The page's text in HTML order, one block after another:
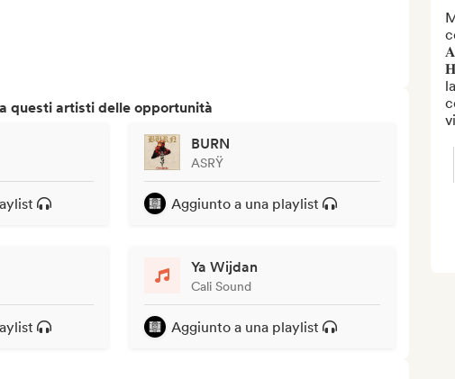
questi artisti delle opportunità
BURN
ASRŸ
Aggiunto a una playlist
Ya Wijdan
Cali Sound
Aggiunto a una playlist